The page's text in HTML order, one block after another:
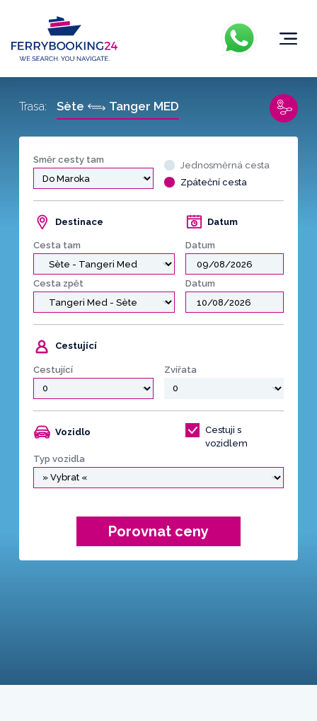
Směr cesty tam
Jednosměrná cesta
Zpáteční cesta
Destinace
Cesta tam
Datum
Datum
Cesta zpět Datum
Cestující
Cestující Zvířata
Vozidlo
Cestuji s
vozidlem
Typ vozidla
Porovnat ceny
Trasa: Sète Tanger MED